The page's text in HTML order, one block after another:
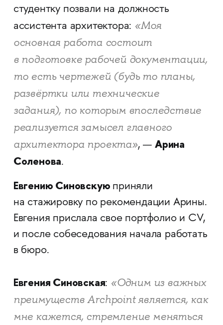
студентку позвали на должность
ассистента архитектора: «Моя
основная работа состоит
в подготовке рабочей документации,
то есть чертежей (будь то планы,
развёртки или технические
задания), по которым впоследствие
реализуется замысел главного
архитектора проекта», —Арина
Соленова.
Евгению Синовскую приняли
на стажировку по рекомендации Арины.
Евгения прислала свое портфолио и CV,
и после собеседования начала работать
в бюро.
Евгения Синовская: «Одним из важных
преимуществ Archpoint является, как
мне кажется, стремление меняться